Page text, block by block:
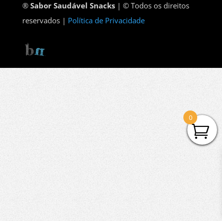
® Sabor Saudável Snacks | © Todos os direitos
reservados | Política de Privacidade
0